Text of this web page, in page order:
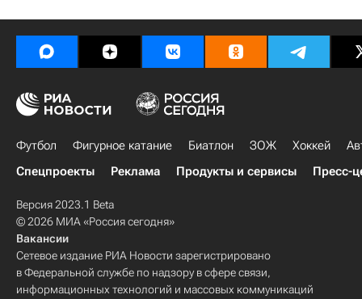
Футбол Фигурное катание Биатлон ЗОЖ Хоккей
Спецпроекты
Реклама Продукты и сервисы Пресс-
Версия 2023.1 Beta
© 2026 МИА «Россия сегодня»
Вакансии
Сетевое издание РИА Новости зарегистрировано
в Федеральной службе по надзору в сфере связи,
информационных технологий и массовых коммуникаций